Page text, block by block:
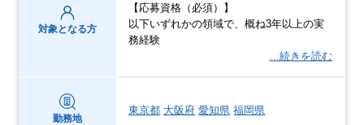
対象となる方
【応募資格（必須）】
以下いずれかの領域で、概ね3年以上の実
務経験
…続きを読む
勤務地
東京都 大阪府 愛知県 福岡県